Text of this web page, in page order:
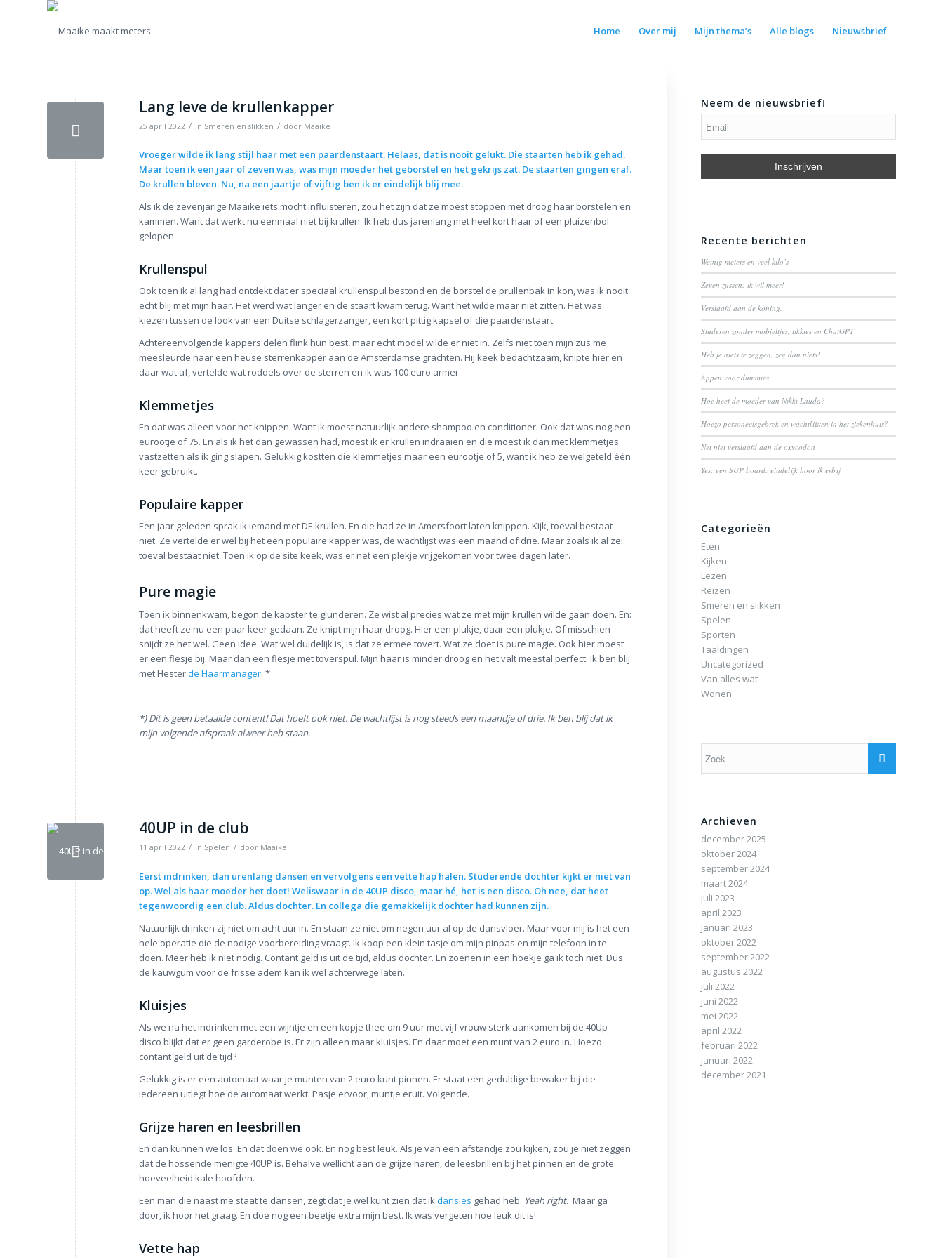
Home Over mij Mijn thema’s Alle blogs Nieuwsbrief
Lang leve de krullenkapper
25 april 2022 / in Smeren en slikken / door Maaike
Vroeger wilde ik lang stijl haar met een paardenstaart. Helaas, dat is nooit gelukt. Die staarten heb ik gehad.
Maar toen ik een jaar of zeven was, was mijn moeder het geborstel en het gekrijs zat. De staarten gingen eraf.
De krullen bleven. Nu, na een jaartje of vijftig ben ik er eindelijk blij mee.
Als ik de zevenjarige Maaike iets mocht influisteren, zou het zijn dat ze moest stoppen met droog haar borstelen en
kammen. Want dat werkt nu eenmaal niet bij krullen. Ik heb dus jarenlang met heel kort haar of een pluizenbol
gelopen.
Krullenspul
Ook toen ik al lang had ontdekt dat er speciaal krullenspul bestond en de borstel de prullenbak in kon, was ik nooit
echt blij met mijn haar. Het werd wat langer en de staart kwam terug. Want het wilde maar niet zitten. Het was
kiezen tussen de look van een Duitse schlagerzanger, een kort pittig kapsel of die paardenstaart.
Achtereenvolgende kappers delen flink hun best, maar echt model wilde er niet in. Zelfs niet toen mijn zus me
meesleurde naar een heuse sterrenkapper aan de Amsterdamse grachten. Hij keek bedachtzaam, knipte hier en
daar wat af, vertelde wat roddels over de sterren en ik was 100 euro armer.
Klemmetjes
En dat was alleen voor het knippen. Want ik moest natuurlijk andere shampoo en conditioner. Ook dat was nog een
eurootje of 75. En als ik het dan gewassen had, moest ik er krullen indraaien en die moest ik dan met klemmetjes
vastzetten als ik ging slapen. Gelukkig kostten die klemmetjes maar een eurootje of 5, want ik heb ze welgeteld één
keer gebruikt.
Populaire kapper
Een jaar geleden sprak ik iemand met DE krullen. En die had ze in Amersfoort laten knippen. Kijk, toeval bestaat
niet. Ze vertelde er wel bij het een populaire kapper was, de wachtlijst was een maand of drie. Maar zoals ik al zei:
toeval bestaat niet. Toen ik op de site keek, was er net een plekje vrijgekomen voor twee dagen later.
Pure magie
Toen ik binnenkwam, begon de kapster te glunderen. Ze wist al precies wat ze met mijn krullen wilde gaan doen. En:
dat heeft ze nu een paar keer gedaan. Ze knipt mijn haar droog. Hier een plukje, daar een plukje. Of misschien
snijdt ze het wel. Geen idee. Wat wel duidelijk is, is dat ze ermee tovert. Wat ze doet is pure magie. Ook hier moest
er een flesje bij. Maar dan een flesje met toverspul. Mijn haar is minder droog en het valt meestal perfect. Ik ben blij
met Hesterde Haarmanager. *
*) Dit is geen betaalde content! Dat hoeft ook niet. De wachtlijst is nog steeds een maandje of drie. Ik ben blij dat ik
mijn volgende afspraak alweer heb staan.
40UP in de club
11 april 2022 / in Spelen / door Maaike
Eerst indrinken, dan urenlang dansen en vervolgens een vette hap halen. Studerende dochter kijkt er niet van
op. Wel als haar moeder het doet! Weliswaar in de 40UP disco, maar hé, het is een disco. Oh nee, dat heet
tegenwoordig een club. Aldus dochter. En collega die gemakkelijk dochter had kunnen zijn.
Natuurlijk drinken zij niet om acht uur in. En staan ze niet om negen uur al op de dansvloer. Maar voor mij is het een
hele operatie die de nodige voorbereiding vraagt. Ik koop een klein tasje om mijn pinpas en mijn telefoon in te
doen. Meer heb ik niet nodig. Contant geld is uit de tijd, aldus dochter. En zoenen in een hoekje ga ik toch niet. Dus
de kauwgum voor de frisse adem kan ik wel achterwege laten.
Kluisjes
Als we na het indrinken met een wijntje en een kopje thee om 9 uur met vijf vrouw sterk aankomen bij de 40Up
disco blijkt dat er geen garderobe is. Er zijn alleen maar kluisjes. En daar moet een munt van 2 euro in. Hoezo
contant geld uit de tijd?
Gelukkig is er een automaat waar je munten van 2 euro kunt pinnen. Er staat een geduldige bewaker bij die
iedereen uitlegt hoe de automaat werkt. Pasje ervoor, muntje eruit. Volgende.
Grijze haren en leesbrillen
En dan kunnen we los. En dat doen we ook. En nog best leuk. Als je van een afstandje zou kijken, zou je niet zeggen
dat de hossende menigte 40UP is. Behalve wellicht aan de grijze haren, de leesbrillen bij het pinnen en de grote
hoeveelheid kale hoofden.
Een man die naast me staat te dansen, zegt dat je wel kunt zien dat ikdansles gehad heb. Yeah right. Maar ga
door, ik hoor het graag. En doe nog een beetje extra mijn best. Ik was vergeten hoe leuk dit is!
Vette hap
Neem de nieuwsbrief!
Recente berichten
Weinig meters en veel kilo’s
Zeven zussen: ik wil meer!
Verslaafd aan de koning.
Studeren zonder mobieltjes, tikkies en ChatGPT
Heb je niets te zeggen, zeg dan niets!
Appen voor dummies
Hoe heet de moeder van Nikki Lauda?
Hoezo personeelsgebrek en wachtlijsten in het ziekenhuis?
Net niet verslaafd aan de oxycodon
Yes: een SUP board: eindelijk hoor ik erbij
Categorieën
Eten
Kijken
Lezen
Reizen
Smeren en slikken
Spelen
Sporten
Taaldingen
Uncategorized
Van alles wat
Wonen
Archieven
december 2025
oktober 2024
september 2024
maart 2024
juli 2023
april 2023
januari 2023
oktober 2022
september 2022
augustus 2022
juli 2022
juni 2022
mei 2022
april 2022
februari 2022
januari 2022
december 2021